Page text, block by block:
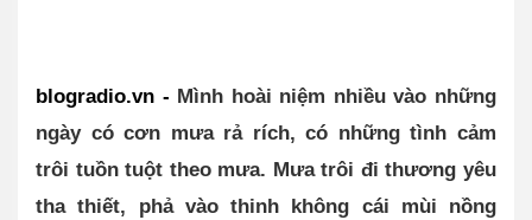
blogradio.vn - Mình hoài niệm nhiều vào những
ngày có cơn mưa rả rích, có những tình cảm
trôi tuồn tuột theo mưa. Mưa trôi đi thương yêu
tha thiết, phả vào thinh không cái mùi nồng